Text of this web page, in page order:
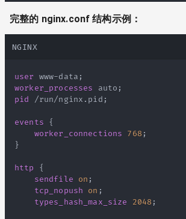
完整的 nginx.conf 结构示例：
NGINX
user www-data ;
worker_processes auto ;
pid /run/nginx.pid ;
events
{
worker_connections
768 ;
}
http
{
sendfile
on ;
tcp_nopush
on ;
types_hash_max_size
2048 ;